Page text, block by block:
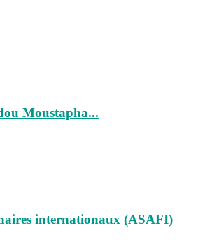
Moustapha...
internationaux (ASAFI)